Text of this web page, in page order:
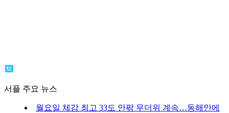
서플 주요 뉴스
월요일 체감 최고 33도 안팎 무더위 계속…동해안에